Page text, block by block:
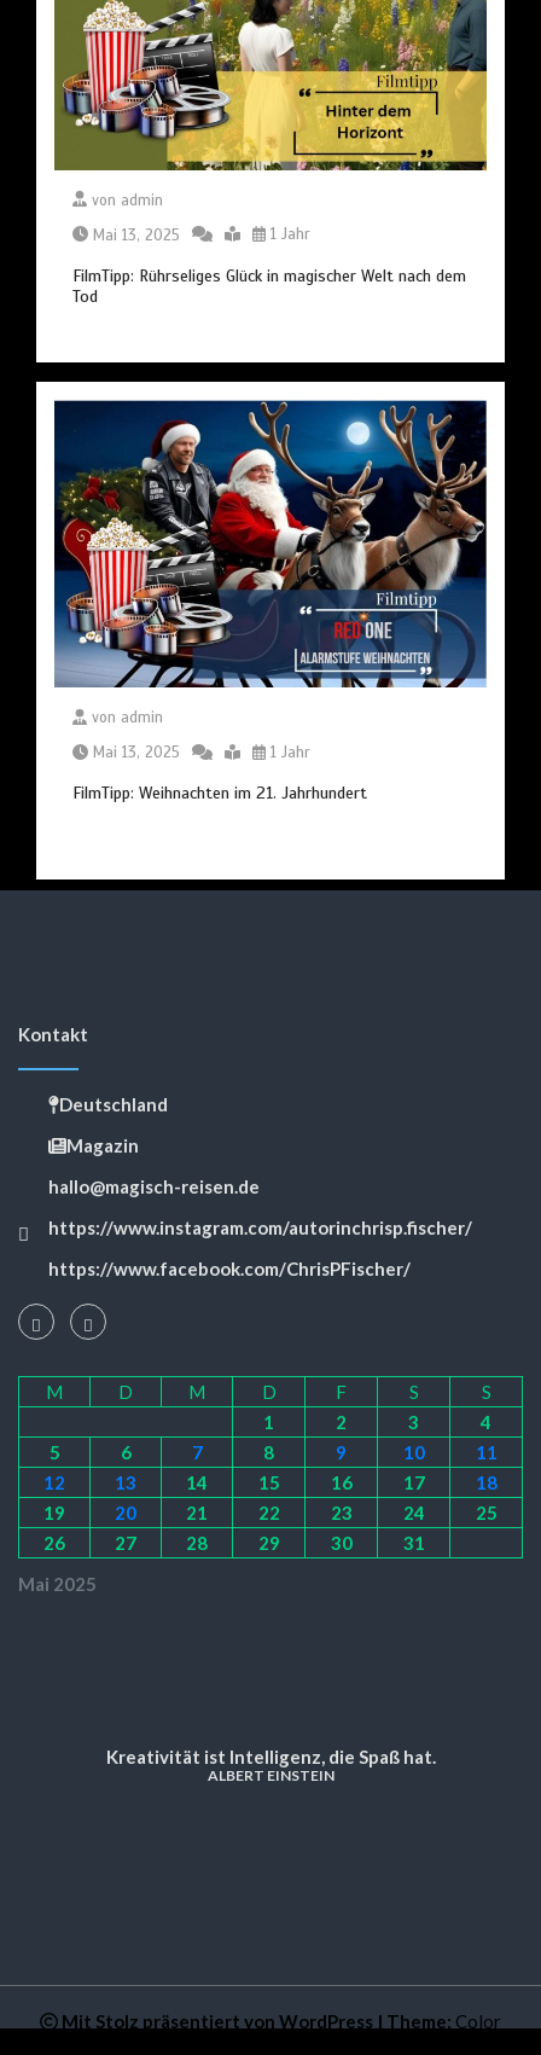
von admin
Mai 13, 2025
1 Jahr
FilmTipp: Rührseliges Glück in magischer Welt nach dem
Tod
von admin
Mai 13, 2025
1 Jahr
FilmTipp: Weihnachten im 21. Jahrhundert
Kontakt
Deutschland
Magazin
hallo@magisch-reisen.de
https://www.instagram.com/autorinchrisp.fischer/
https://www.facebook.com/ChrisPFischer/
Mai 2025
M D M D F S
S
1
2 3
4
5
6 7 8 9 10
11
12
13 14 15 16 17
18
19
20 21 22 23 24
25
26
27 28 29 30 31
Kreativität ist Intelligenz, die Spaß hat.
ALBERT EINSTEIN
Mit Stolz präsentiert von WordPress | Theme: Color